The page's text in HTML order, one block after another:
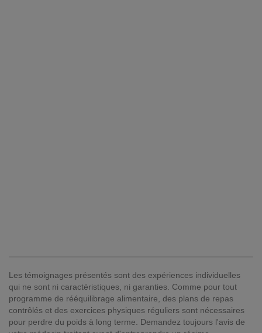
Les témoignages présentés sont des expériences individuelles
qui ne sont ni caractéristiques, ni garanties. Comme pour tout
programme de rééquilibrage alimentaire, des plans de repas
contrôlés et des exercices physiques réguliers sont nécessaires
pour perdre du poids à long terme. Demandez toujours l'avis de